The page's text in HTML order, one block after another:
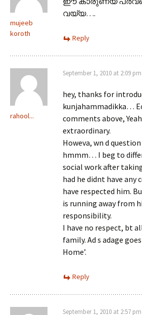
mujeeb
koroth
വയ്യ….
Reply
rahool...
September 1, 2010 at 2:09 pm
hey, thanks for
kunjahammadikka…
comments above,
extraordinary.
Howeva, wn d
hmmm… I beg to
social work after
had he didnt have
have respected him.
is running away from
responsibility.
I have no respect, bt
family. Ad s adage
Home’.
Reply
September 1, 2010 at 2:57 pm